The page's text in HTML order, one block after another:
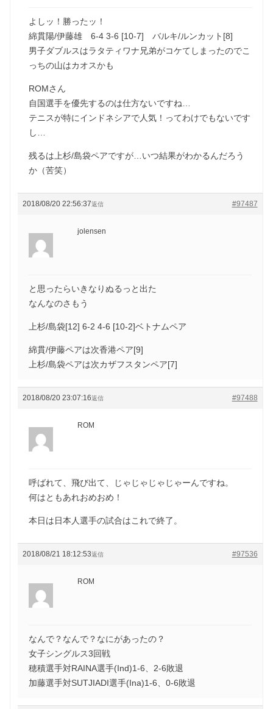
よしッ！勝ったッ！
綿貫陽/伊藤雄 6-4 3-6 [10-7] バルキ/ルンカット[8]
男子ダブルスはラタティワナ兄弟がコケてしまったのでこ
っちの山はカオスかも
ROMさん
自国選手を優先するのは仕方ないですね…
テニスが特にインドネシアで人気！ってわけでもないです
し…
残るは上杉/島袋ペアですが…いつ結果がわかるんだろう
か（苦笑）
2018/08/20 22:56:37 #97487
返信
jolensen
と思ったらいきなりぬるっと出た
なんなのさもう
上杉/島袋[12] 6-2 4-6 [10-2]ベトナムペア
綿貫/伊藤ペアは次香港ペア[9]
上杉/島袋ペアは次カザフスタンペア[7]
2018/08/20 23:07:16 #97488
返信
ROM
呼ばれて、飛び出て、じゃじゃじゃじゃーんですね。
何はともあれおめおめ！
本日は日本人選手の試合はこれで終了。
2018/08/21 18:12:53 #97536
返信
ROM
なんで？なんで？なにがあったの？
女子シングルス3回戦
穂積選手対RAINA選手(Ind)1-6、2-6敗退
加藤選手対SUTJIADI選手(Ina)1-6、0-6敗退